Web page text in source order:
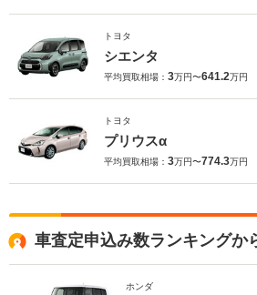
トヨタ
シエンタ
平均買取相場： 3万円〜641.2万円
トヨタ
プリウスα
平均買取相場： 3万円〜774.3万円
車査定申込み数ランキングか
ホンダ